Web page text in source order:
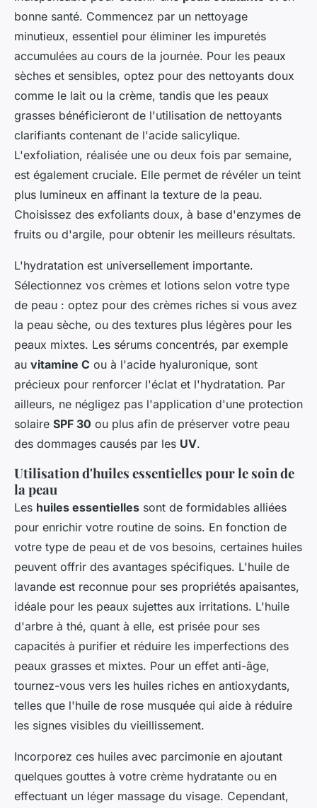
bonne santé. Commencez par un nettoyage
minutieux, essentiel pour éliminer les impuretés
accumulées au cours de la journée. Pour les peaux
sèches et sensibles, optez pour des nettoyants doux
comme le lait ou la crème, tandis que les peaux
grasses bénéficieront de l'utilisation de nettoyants
clarifiants contenant de l'acide salicylique.
L'exfoliation, réalisée une ou deux fois par semaine,
est également cruciale. Elle permet de révéler un teint
plus lumineux en affinant la texture de la peau.
Choisissez des exfoliants doux, à base d'enzymes de
fruits ou d'argile, pour obtenir les meilleurs résultats.
L'hydratation est universellement importante.
Sélectionnez vos crèmes et lotions selon votre type
de peau : optez pour des crèmes riches si vous avez
la peau sèche, ou des textures plus légères pour les
peaux mixtes. Les sérums concentrés, par exemple
au vitamine C ou à l'acide hyaluronique, sont
précieux pour renforcer l'éclat et l'hydratation. Par
ailleurs, ne négligez pas l'application d'une protection
solaire SPF 30 ou plus afin de préserver votre peau
des dommages causés par les UV.
Utilisation d'huiles essentielles pour le soin de
la peau
Les huiles essentielles sont de formidables alliées
pour enrichir votre routine de soins. En fonction de
votre type de peau et de vos besoins, certaines huiles
peuvent offrir des avantages spécifiques. L'huile de
lavande est reconnue pour ses propriétés apaisantes,
idéale pour les peaux sujettes aux irritations. L'huile
d'arbre à thé, quant à elle, est prisée pour ses
capacités à purifier et réduire les imperfections des
peaux grasses et mixtes. Pour un effet anti-âge,
tournez-vous vers les huiles riches en antioxydants,
telles que l'huile de rose musquée qui aide à réduire
les signes visibles du vieillissement.
Incorporez ces huiles avec parcimonie en ajoutant
quelques gouttes à votre crème hydratante ou en
effectuant un léger massage du visage. Cependant,